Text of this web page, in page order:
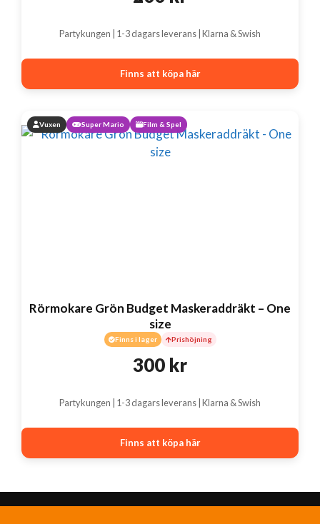
Partykungen | 1-3 dagars leverans | Klarna & Swish
Finns att köpa här
Vuxen Super Mario Film & Spel
Rörmokare Grön Budget Maskeraddräkt – One
size
Finns i lager Prishöjning
300 kr
Partykungen | 1-3 dagars leverans | Klarna & Swish
Finns att köpa här